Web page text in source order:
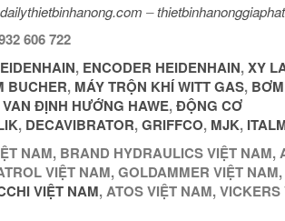
–
606 722
, ENCODER HEIDENHAIN,XY
BUCHER, MÁY TRỘN KHÍ WITT GAS,
VAN ĐỊNH HƯỚNG HAWE,ĐỘNG CƠ
, DECAVIBRATOR,GRIFFCO, MJK,
NAM, BRAND HYDRAULICS VIỆT NAM,
VIỆT NAM, GOLDAMMER VIỆT
VIỆT NAM, ATOS VIỆT NAM,